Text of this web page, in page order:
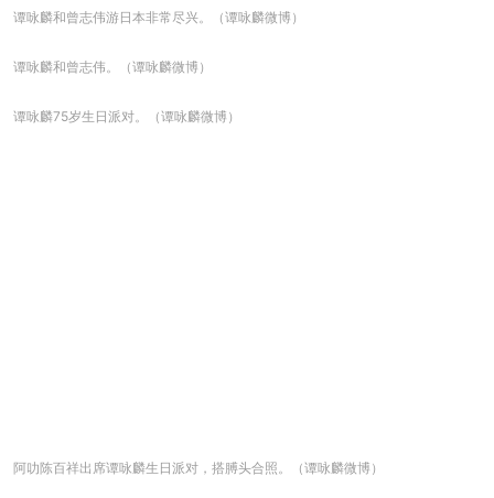
谭咏麟和曾志伟游日本非常尽兴。（谭咏麟微博）
谭咏麟和曾志伟。（谭咏麟微博）
谭咏麟75岁生日派对。（谭咏麟微博）
阿叻陈百祥出席谭咏麟生日派对，搭膊头合照。（谭咏麟微博）